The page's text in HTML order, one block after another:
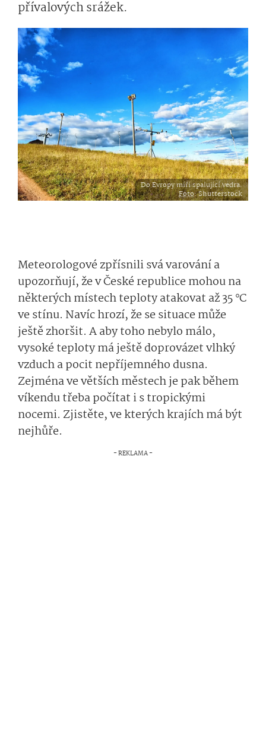
přívalových srážek.
Do Evropy míří spalující vedra.
Foto: Shutterstock
Meteorologové zpřísnili svá varování a
upozorňují, že v České republice mohou na
některých místech teploty atakovat až 35 °C
ve stínu. Navíc hrozí, že se situace může
ještě zhoršit. A aby toho nebylo málo,
vysoké teploty má ještě doprovázet vlhký
vzduch a pocit nepříjemného dusna.
Zejména ve větších městech je pak během
víkendu třeba počítat i s tropickými
nocemi. Zjistěte, ve kterých krajích má být
nejhůře.